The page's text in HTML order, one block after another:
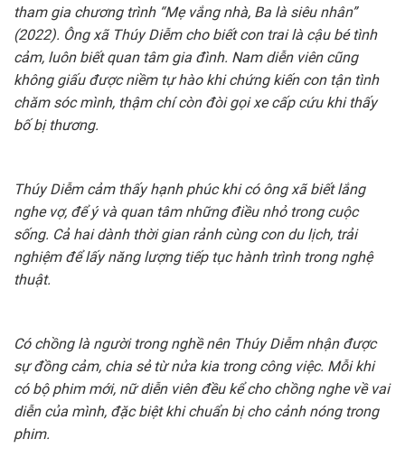
tham gia chương trình “Mẹ vắng nhà, Ba là siêu nhân”
(2022). Ông xã Thúy Diễm cho biết con trai là cậu bé tình
cảm, luôn biết quan tâm gia đình. Nam diễn viên cũng
không giấu được niềm tự hào khi chứng kiến con tận tình
chăm sóc mình, thậm chí còn đòi gọi xe cấp cứu khi thấy
bố bị thương.
Thúy Diễm cảm thấy hạnh phúc khi có ông xã biết lắng
nghe vợ, để ý và quan tâm những điều nhỏ trong cuộc
sống. Cả hai dành thời gian rảnh cùng con du lịch, trải
nghiệm để lấy năng lượng tiếp tục hành trình trong nghệ
thuật.
Có chồng là người trong nghề nên Thúy Diễm nhận được
sự đồng cảm, chia sẻ từ nửa kia trong công việc. Mỗi khi
có bộ phim mới, nữ diễn viên đều kể cho chồng nghe về vai
diễn của mình, đặc biệt khi chuẩn bị cho cảnh nóng trong
phim.